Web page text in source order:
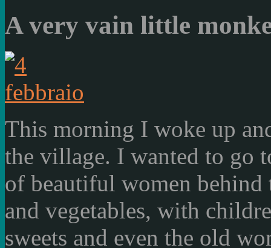
A very vain little
This morning I woke up
the village. I wanted to go
of beautiful women behind
and vegetables, with
sweets and even the old